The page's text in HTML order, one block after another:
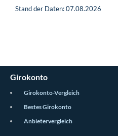
Stand der Daten: 07.08.2026
Girokonto
Girokonto-Vergleich
Bestes Girokonto
Anbietervergleich